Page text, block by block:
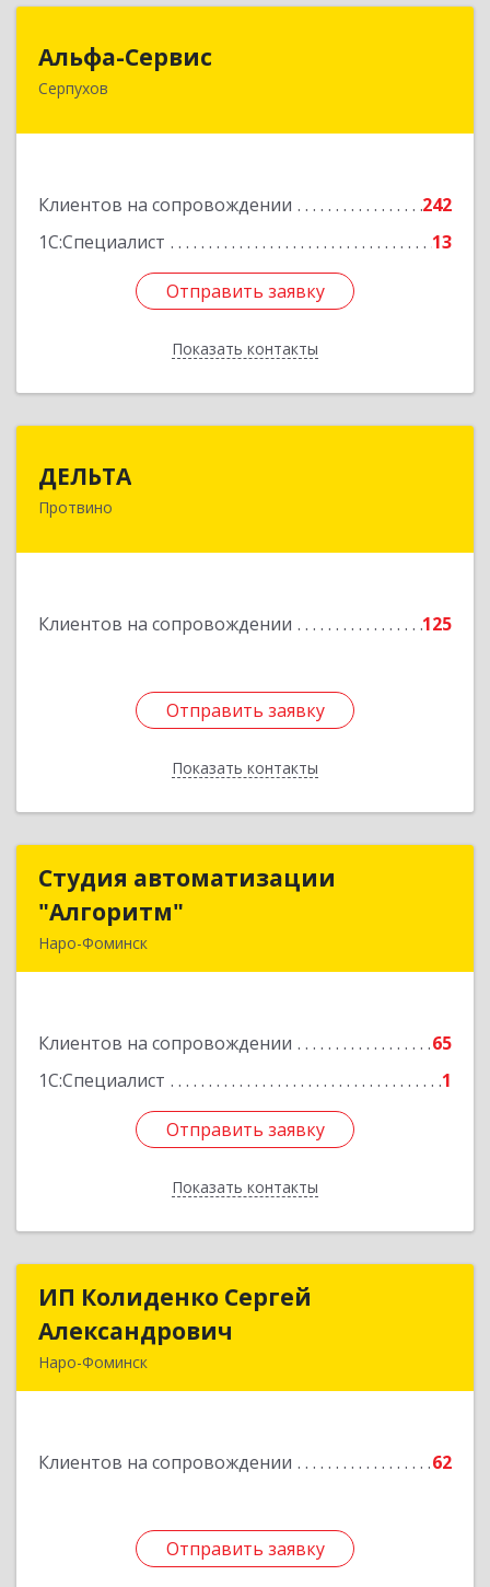
Альфа-Сервис
Серпухов
Клиентов на сопровождении
242
1С:Специалист
13
Отправить заявку
Показать контакты
Отправить заявку
Назад
ДЕЛЬТА
Протвино
Клиентов на сопровождении 125
Отправить заявку
Показать контакты
Отправить заявку
Назад
Студия автоматизации
"Алгоритм"
Наро-Фоминск
Клиентов на сопровождении
65
1С:Специалист
1
Отправить заявку
Показать контакты
Студия автоматизации
Подробнее
Отправить заявку
Назад
ИП Колиденко Сергей
Александрович
Наро-Фоминск
Клиентов на сопровождении 62
Отправить заявку
ИП Колиденко Сергей
Отправить заявку